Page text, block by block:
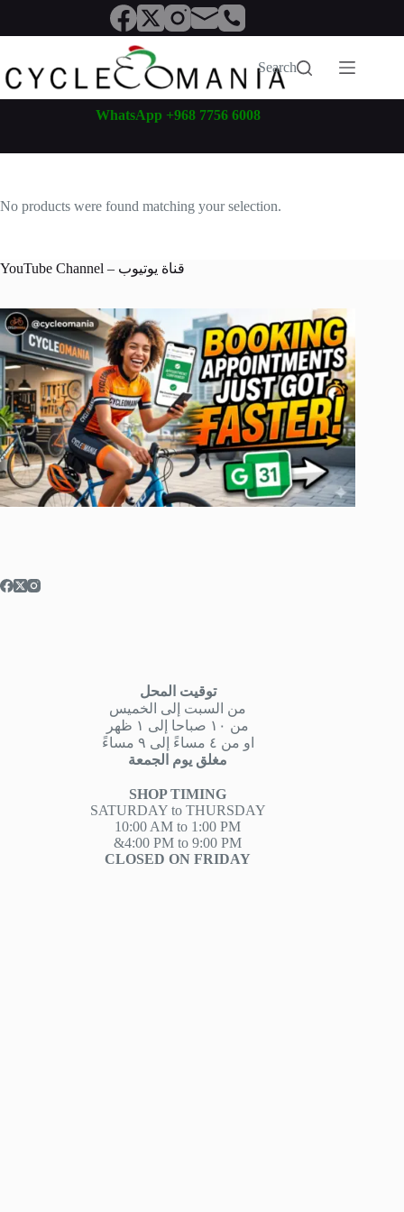
content
Search
WhatsApp +968 7756 6008
No products were found matching your selection.
YouTube Channel – قناة يوتيوب
توقيت المحل
من السبت إلى الخميس
من ١٠ صباحا إلى ١ ظهر
او من ٤ مساءً إلى ٩ مساءً
مغلق يوم الجمعة
SHOP TIMING
SATURDAY to THURSDAY
10:00 AM to 1:00 PM
&4:00 PM to 9:00 PM
CLOSED ON FRIDAY